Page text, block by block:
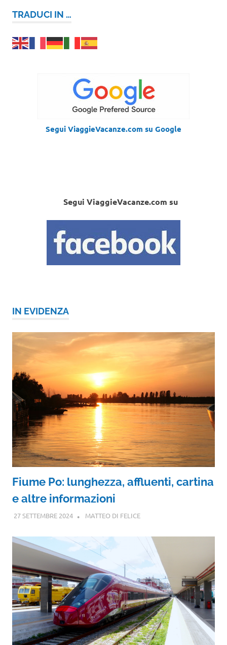
TRADUCI IN …
Segui ViaggieVacanze.com su Google
Segui ViaggieVacanze.com su
IN EVIDENZA
Fiume Po: lunghezza, affluenti, cartina
e altre informazioni
27 SETTEMBRE 2024 MATTEO DI FELICE